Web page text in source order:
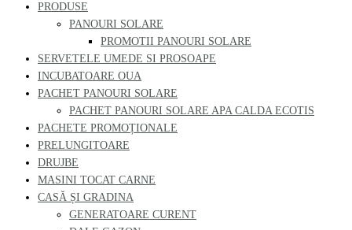
PRODUSE
PANOURI SOLARE
PROMOTII PANOURI SOLARE
SERVETELE UMEDE SI PROSOAPE
INCUBATOARE OUA
PACHET PANOURI SOLARE
PACHET PANOURI SOLARE APA CALDA ECOTIS
PACHETE PROMOȚIONALE
PRELUNGITOARE
DRUJBE
MASINI TOCAT CARNE
CASĂ ȘI GRADINA
GENERATOARE CURENT